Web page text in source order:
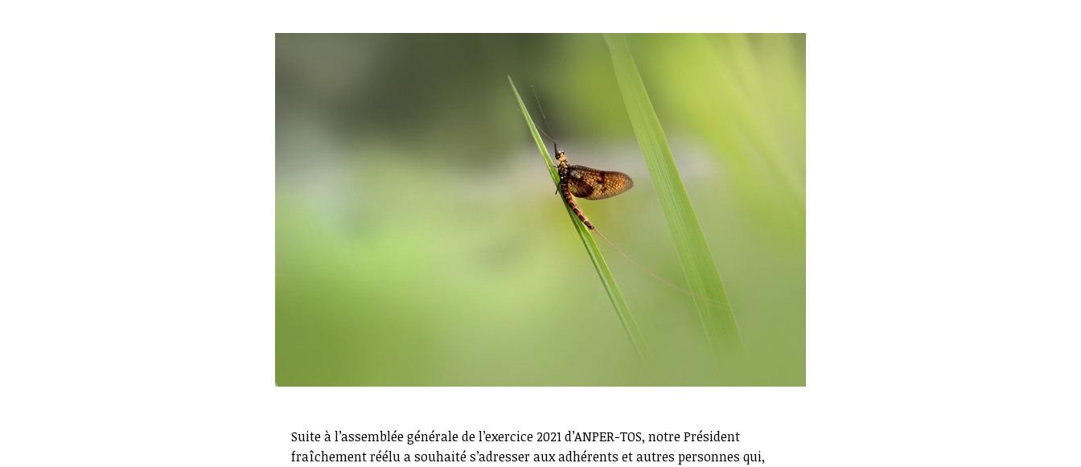
Suite à l’assemblée générale de l’exercice 2021 d’ANPER-TOS, notre Président
fraîchement réélu a souhaité s’adresser aux adhérents et autres personnes qui,